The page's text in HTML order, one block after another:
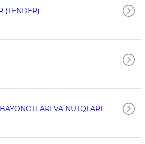
(TENDER)
VA NUTQLARI